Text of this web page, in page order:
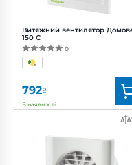
Витяжний вентилятор
150 С
0
792₴
В наявності
Артикул:0000227794
Діаметр:
150 мм